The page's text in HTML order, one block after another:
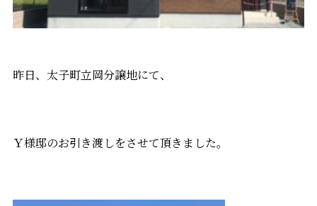
昨日、太子町立岡分譲地にて、
Ｙ様邸のお引き渡しをさせて頂きました。